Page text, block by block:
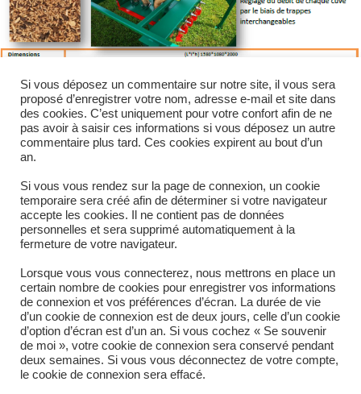
ÉTIQUETTES :CEREALIERS, ELEVEURS
Si vous déposez un commentaire sur notre site, il vous sera
proposé d’enregistrer votre nom, adresse e-mail et site dans
des cookies. C’est uniquement pour votre confort afin de ne
pas avoir à saisir ces informations si vous déposez un autre
commentaire plus tard. Ces cookies expirent au bout d’un
an.
Si vous vous rendez sur la page de connexion, un cookie
temporaire sera créé afin de déterminer si votre navigateur
accepte les cookies. Il ne contient pas de données
personnelles et sera supprimé automatiquement à la
fermeture de votre navigateur.
Lorsque vous vous connecterez, nous mettrons en place un
certain nombre de cookies pour enregistrer vos informations
de connexion et vos préférences d’écran. La durée de vie
d’un cookie de connexion est de deux jours, celle d’un cookie
d’option d’écran est d’un an. Si vous cochez « Se souvenir
de moi », votre cookie de connexion sera conservé pendant
deux semaines. Si vous vous déconnectez de votre compte,
le cookie de connexion sera effacé.